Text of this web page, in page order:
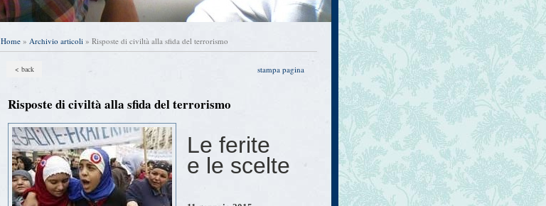
Home » Archivio articoli » Risposte di civiltà alla sfida del terrorismo
< back stampa pagina
Risposte di civiltà alla sfida del terrorismo
Le ferite
e le scelte